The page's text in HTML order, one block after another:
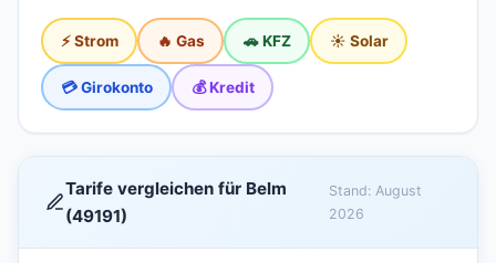
⚡ Strom 🔥 Gas 🚗 KFZ ☀️ Solar
💳 Girokonto 💰 Kredit
Tarife vergleichen für Belm
(49191)
Stand: August
2026